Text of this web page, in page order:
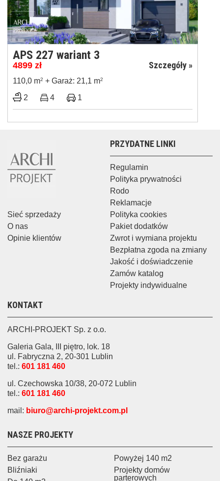
APS 227 wariant 3
4899 zł Szczegóły »
110,0 m2 + Garaż: 21,1 m2
2 4 1
Sieć sprzedaży
O nas
Opinie klientów
PRZYDATNE LINKI
Regulamin
Polityka prywatności
Rodo
Reklamacje
Polityka cookies
Pakiet dodatków
Zwrot i wymiana projektu
Bezpłatna zgoda na zmiany
Jakość i doświadczenie
Zamów katalog
Projekty indywidualne
NASZE PROJEKTY
Bez garażu
Bliźniaki
Powyżej 140 m2
Projekty domów
parterowych
KONTAKT
ARCHI-PROJEKT Sp. z o.o.
Galeria Gala, III piętro, lok. 18
ul. Fabryczna 2, 20-301 Lublin
tel.: 601 181 460
ul. Czechowska 10/38, 20-072 Lublin
tel.: 601 181 460
mail: biuro@archi-projekt.com.pl